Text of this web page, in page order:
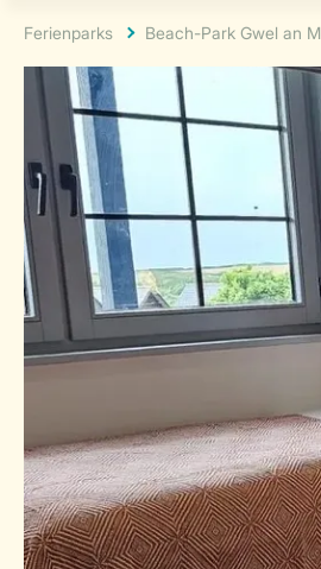
Ferienparks Beach-Park Gwel an